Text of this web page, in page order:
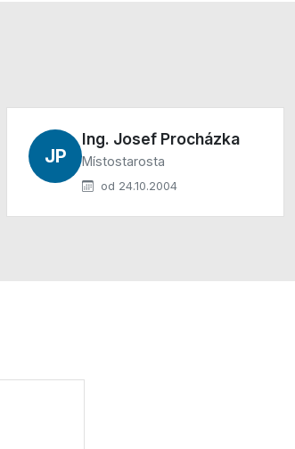
JP
Ing. Josef Procházka
Místostarosta
od 24.10.2004